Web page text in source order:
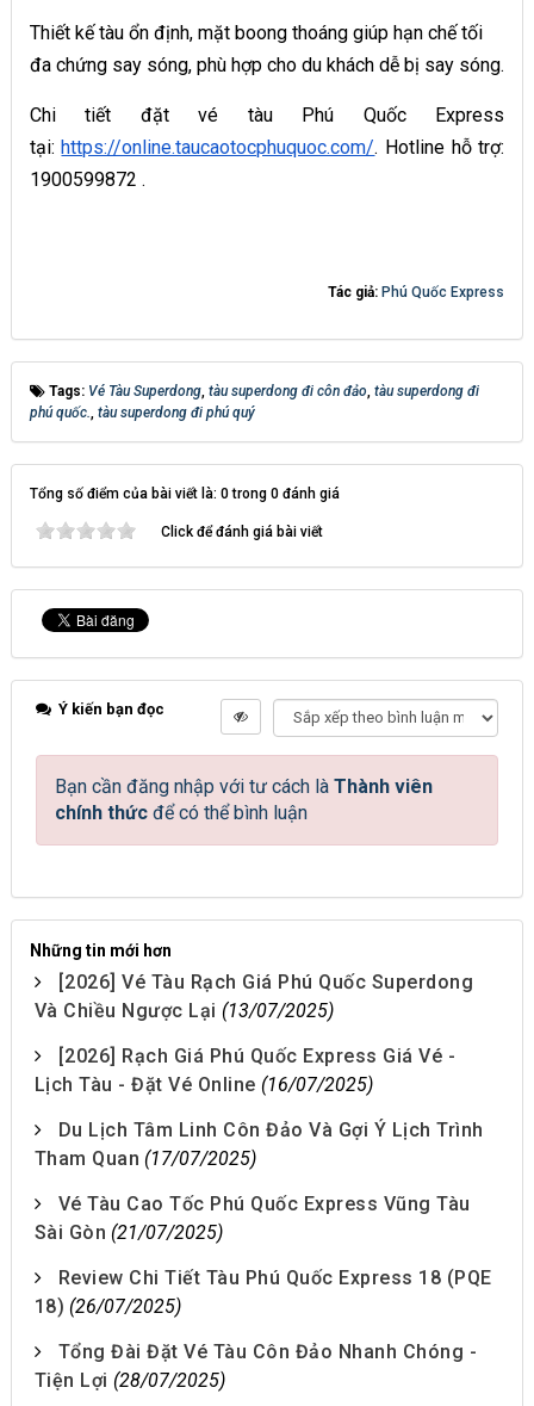
Thiết kế tàu ổn định, mặt boong thoáng giúp hạn chế tối
đa chứng say sóng, phù hợp cho du khách dễ bị say sóng.
Chi tiết đặt vé tàu Phú Quốc Express
tại:https://online.taucaotocphuquoc.com/. Hotline hỗ trợ:
1900599872 .
Tác giả:Phú Quốc Express
Tags: Vé Tàu Superdong, tàu superdong đi côn đảo tàu superdong đi
phú quốc.
tàu superdong đi phú quý
Tổng số điểm của bài viết là: 0 trong 0 đánh giá
Click để đánh giá bài viết
Ý kiến bạn đọc
Bạn cần đăng nhập với tư cách là Thành viên
chính thứcđể có thể bình luận
Những tin mới hơn
[2026] Vé Tàu Rạch Giá Phú Quốc Superdong
Và Chiều Ngược Lại (13/07/2025)
[2026] Rạch Giá Phú Quốc Express Giá Vé -
Lịch Tàu - Đặt Vé Online (16/07/2025)
Du Lịch Tâm Linh Côn Đảo Và Gợi Ý Lịch Trình
Tham Quan (17/07/2025)
Vé Tàu Cao Tốc Phú Quốc Express Vũng Tàu
Sài Gòn (21/07/2025)
Review Chi Tiết Tàu Phú Quốc Express 18 (PQE
18) (26/07/2025)
Tổng Đài Đặt Vé Tàu Côn Đảo Nhanh Chóng -
Tiện Lợi (28/07/2025)